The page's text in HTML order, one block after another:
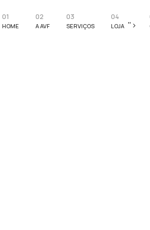
HOME
01
A AVF
02
SERVIÇOS
03
LOJA
04
">